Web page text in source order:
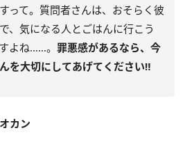
って。質問者さんは、おそらく彼
、気になる人とごはんに行こう
よね……。 罪悪感があるなら、今
を大切にしてあげてください‼
カン